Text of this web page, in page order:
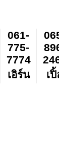
061-
775-
7774
เอิร์น
เ